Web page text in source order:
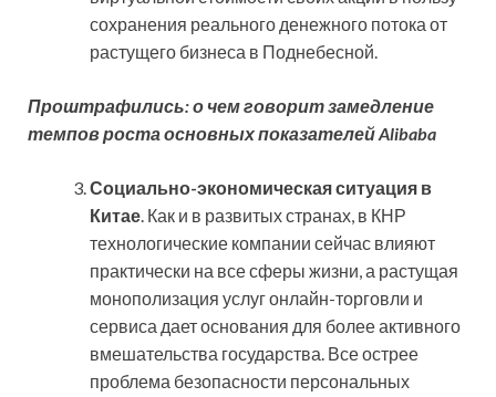
сохранения реального денежного потока от
растущего бизнеса в Поднебесной.
Проштрафились: о чем говорит замедление
темпов роста основных показателей Alibaba
Социально-экономическая ситуация в
Китае. Как и в развитых странах, в КНР
технологические компании сейчас влияют
практически на все сферы жизни, а растущая
монополизация услуг онлайн-торговли и
сервиса дает основания для более активного
вмешательства государства. Все острее
проблема безопасности персональных